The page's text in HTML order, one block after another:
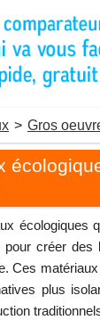
> Gros
écologiques
pour créer des
Ces
plus